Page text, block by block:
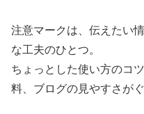
注意マークは、伝えたい
な工夫のひとつ。
ちょっとした使い方のコ
料、ブログの見やすさが